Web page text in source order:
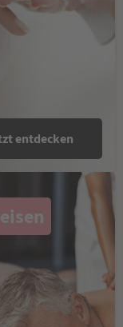
entdecken